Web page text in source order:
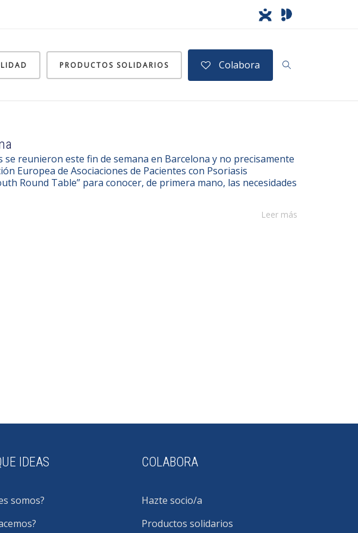
PRODUCTOS SOLIDARIOS Colabora
se reunieron este fin de semana en Barcelona y no precisamente
Europea de Asociaciones de Pacientes con Psoriasis
Round Table” para conocer, de primera mano, las necesidades
Leer más
IDEAS
somos?
COLABORA
Hazte socio/a
Productos solidarios